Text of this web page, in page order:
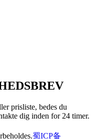
prisliste, bedes du
dig inden for 24 timer.
蜀ICP备